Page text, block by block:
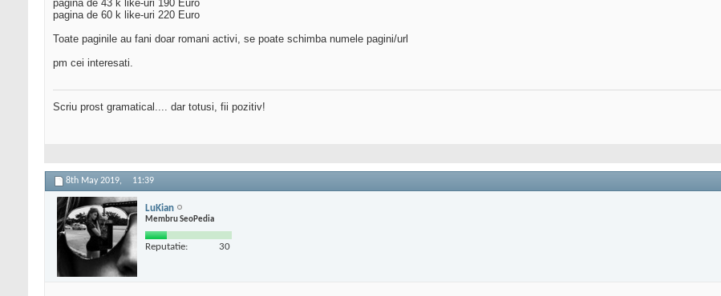
pagina de 43 k like-uri 190 Euro
pagina de 60 k like-uri 220 Euro
Toate paginile au fani doar romani activi, se poate schimba numele pagini/url
pm cei interesati.
Scriu prost gramatical.... dar totusi, fii pozitiv!
8th May 2019, 11:39
LuKian
Membru SeoPedia
Reputatie: 30